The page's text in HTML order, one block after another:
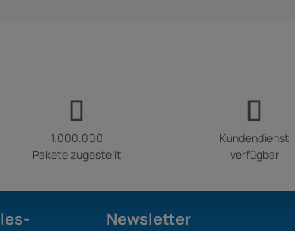
1.000.000
Pakete zugestellt
Kundendienst
verfügbar
Newsletter